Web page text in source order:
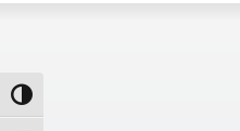
Attiva/disattiva alto contrasto